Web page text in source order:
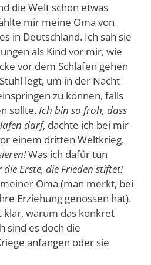
die Welt schon etwas
mir meine Oma von
in Deutschland. Ich sah sie
als Kind vor mir, wie
vor dem Schlafen gehen
legt, um in der Nacht
zu können, falls
sollte.Ich bin so froh, dass
darf, dachte ich bei mir
einem dritten Weltkrieg.
Was ich dafür tun
Erste, die Frieden stiftet!
Oma (man merkt, bei
Erziehung genossen hat).
klar, warum das konkret
sind es doch die
anfangen oder sie